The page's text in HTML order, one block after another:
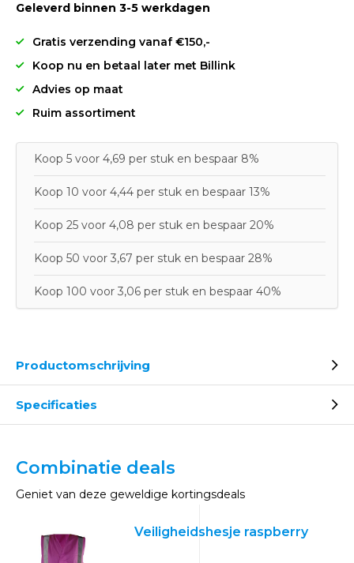
Geleverd binnen 3-5 werkdagen
Gratis verzending vanaf €150,-
Koop nu en betaal later met Billink
Advies op maat
Ruim assortiment
Koop 5 voor 4,69 per stuk en bespaar 8%
Koop 10 voor 4,44 per stuk en bespaar 13%
Koop 25 voor 4,08 per stuk en bespaar 20%
Koop 50 voor 3,67 per stuk en bespaar 28%
Koop 100 voor 3,06 per stuk en bespaar 40%
Productomschrijving
Specificaties
Combinatie deals
Geniet van deze geweldige kortingsdeals
Veiligheidshesje raspberry